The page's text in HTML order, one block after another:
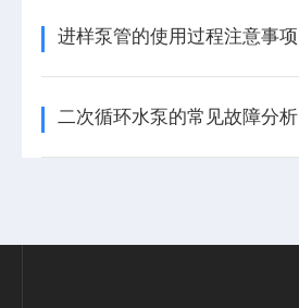
进样泵管的使用过程注意事项
二次循环水泵的常见故障分析